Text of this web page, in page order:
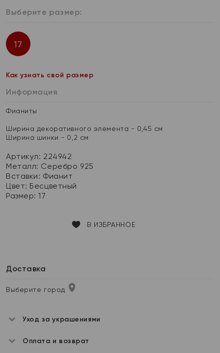
Выберите размер:
17
Как узнать свой размер
Информация
Фианиты
Ширина декоративного элемента - 0,45 см
Ширина шинки - 0,2 см
Артикул: 224942
Металл: Серебро 925
Вставки: Фианит
Цвет: Бесцветный
Размер:17
В ИЗБРАННОЕ
Доставка
Выберите город
Уход за украшениями
Оплата и возврат